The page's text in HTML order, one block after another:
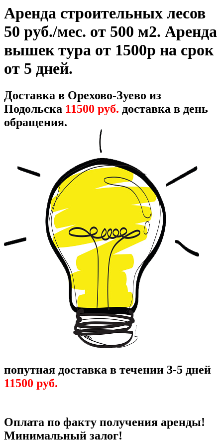
Аренда строительных лесов
50 руб./мес. от 500 м2. Аренда
вышек тура от 1500р на срок
от 5 дней.
Доставка в Орехово-Зуево из
Подольска 11500 руб. доставка в день
обращения.
попутная доставка в течении 3-5 дней
11500 руб.
Оплата по факту получения аренды!
Минимальный залог!